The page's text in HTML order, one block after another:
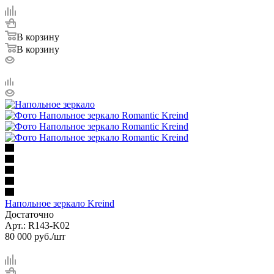
В корзину
В корзину
Напольное зеркало Kreind
Достаточно
Арт.: R143-K02
80 000 руб./шт